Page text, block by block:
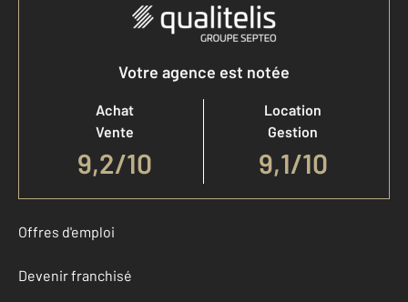
Votre agence est notée
Achat
Vente
9,2/10
Location
Gestion
9,1/10
Offres d'emploi
Devenir franchisé